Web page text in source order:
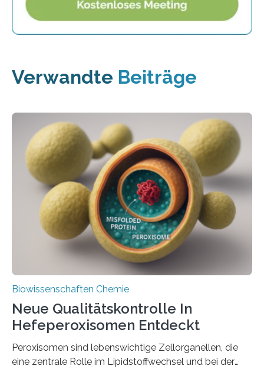
Verwandte Beiträge
Biowissenschaften Chemie
Neue Qualitätskontrolle In
Hefeperoxisomen Entdeckt
Peroxisomen sind lebenswichtige Zellorganellen, die
eine zentrale Rolle im Lipidstoffwechsel und bei der